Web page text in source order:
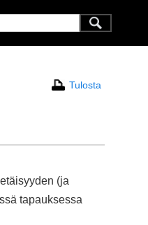
Tulosta
(ja
tapauksessa